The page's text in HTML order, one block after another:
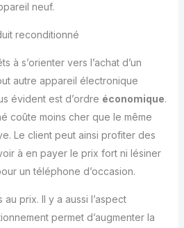
neuf.
reconditionné
à s’orienter vers l’achat d’un
autre appareil électronique
évident est d’ordre économique.
coûte moins cher que le même
Le client peut ainsi profiter des
à en payer le prix fort ni lésiner
un téléphone d’occasion.
prix. Il y a aussi l’aspect
permet d’augmenter la